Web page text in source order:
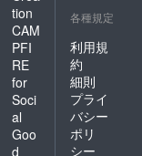
前での
難しい
場合が
ござい
ますこ
と予め
ご了承
くださ
い。 ※
す。 ④
ドフラ
ワー(名
前掲載 )
当日会
場にあ
るスタ
ンドフ
ラワー
ワー(名
当日会
場にあ
るスタ
ンドフ
ラワー
前ボー
ドへ生
誕祭ご
tion
CAM
PFI
RE
for
Soci
al
Goo
d
各種規定
利用規
約
細則
プライ
バシー
ポリ
シー